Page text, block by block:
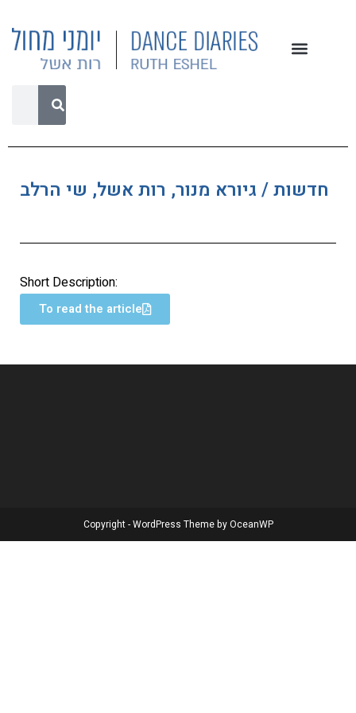
חדשות / גיורא מנור, רות אשל, שי הרלב
Short Description:
To read the article
Copyright - WordPress Theme by OceanWP